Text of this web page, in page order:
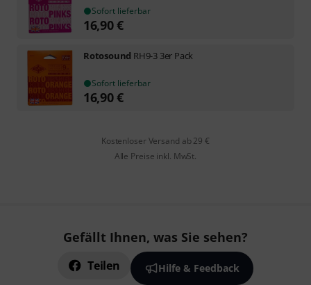
Sofort lieferbar
16,90€
Rotosound RH9-3 3er Pack
Sofort lieferbar
16,90€
Kostenloser Versand ab 29 €
Alle Preise inkl. MwSt.
Gefällt Ihnen, was Sie sehen?
Teilen Hilfe & Feedback